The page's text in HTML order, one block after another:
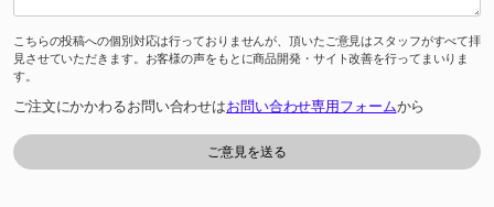
こちらの投稿への個別対応は行っておりませんが、頂いたご意見はスタッフがすべて拝
見させていただきます。お客様の声をもとに商品開発・サイト改善を行ってまいりま
す。
ご注文にかかわるお問い合わせはお問い合わせ専用フォームから